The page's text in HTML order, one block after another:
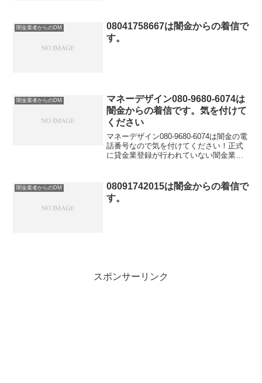
闇金業者からのDM
08041758667は闇金からの着信で
す。
闇金業者からのDM
マネーデザイン080-9680-6074は
闇金からの着信です。気を付けて
ください
マネーデザイン080-9680-6074は闇金の電
話番号なので気を付けてください！正式
に貸金業登録が行われていない闇金業者
ょうか？」「今ならすぐにご融資可能な
ので条件だ...
闇金業者からのDM
08091742015は闇金からの着信で
す。
スポンサーリンク